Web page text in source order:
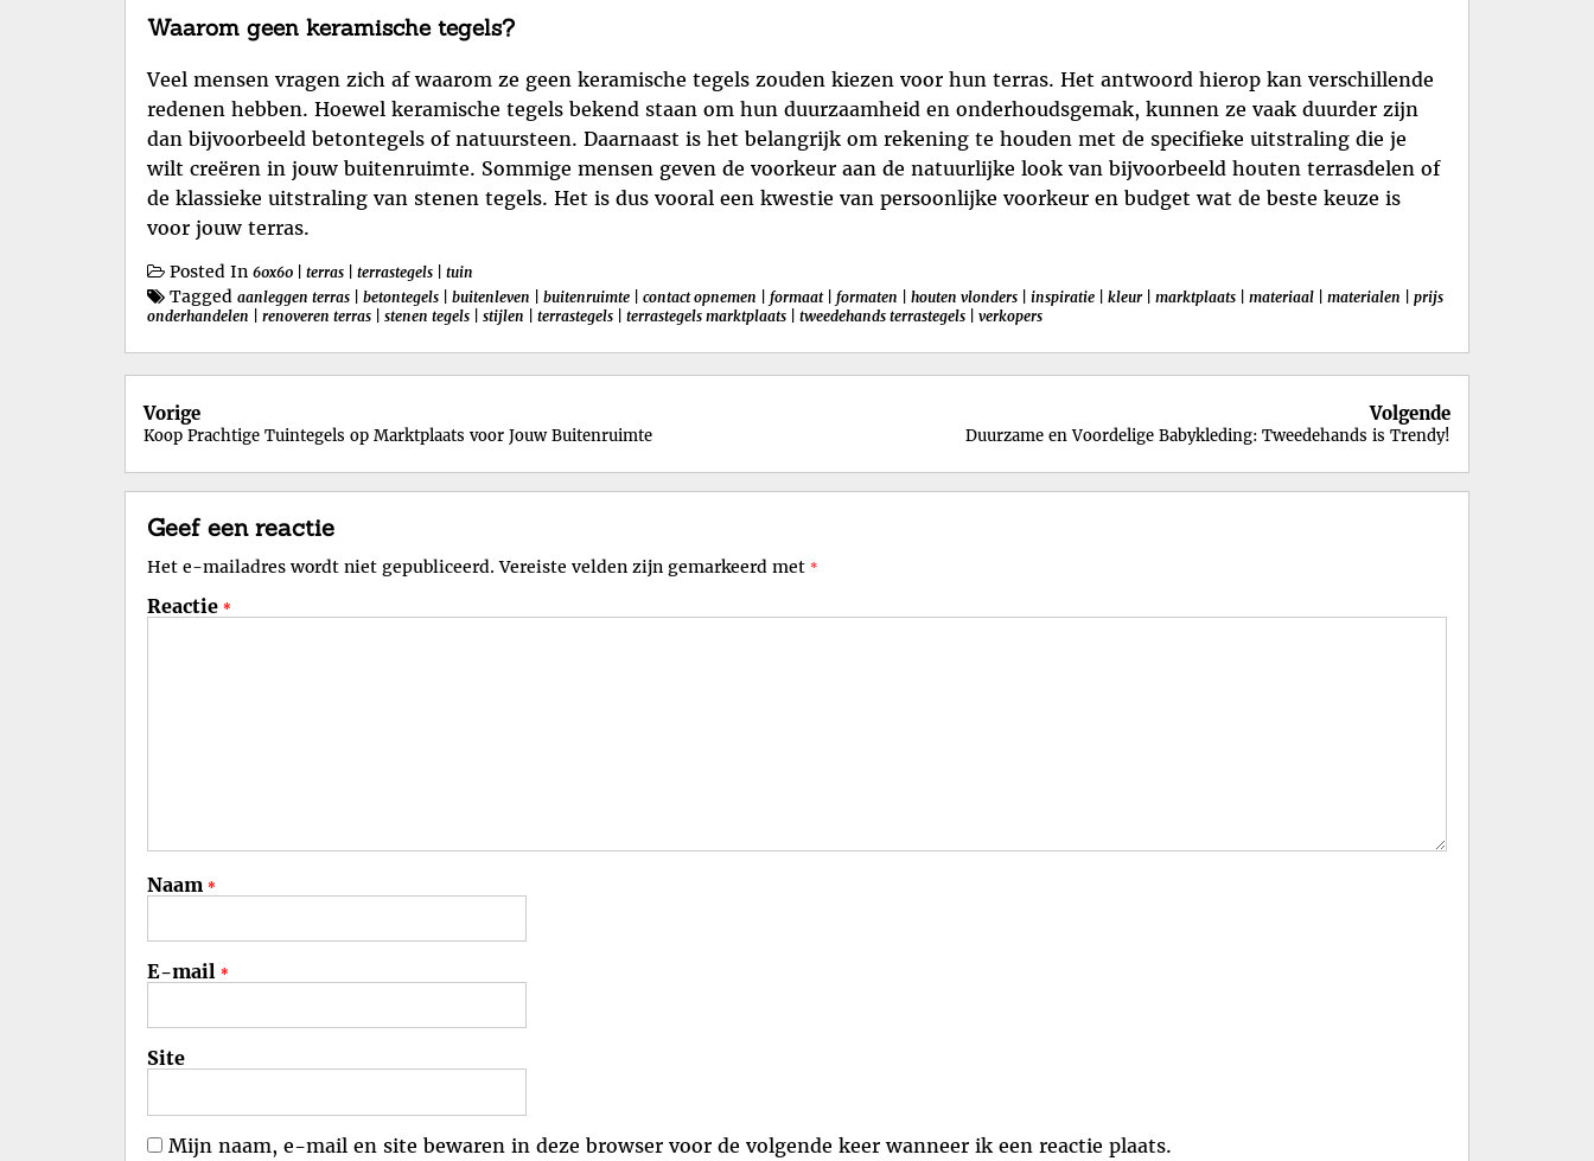
Waarom geen keramische tegels?
Veel mensen vragen zich af waarom ze geen keramische tegels zouden kiezen voor hun terras. Het antwoord hierop kan verschillende
redenen hebben. Hoewel keramische tegels bekend staan om hun duurzaamheid en onderhoudsgemak, kunnen ze vaak duurder zijn
dan bijvoorbeeld betontegels of natuursteen. Daarnaast is het belangrijk om rekening te houden met de specifieke uitstraling die je
wilt creëren in jouw buitenruimte. Sommige mensen geven de voorkeur aan de natuurlijke look van bijvoorbeeld houten terrasdelen of
de klassieke uitstraling van stenen tegels. Het is dus vooral een kwestie van persoonlijke voorkeur en budget wat de beste keuze is
voor jouw terras.
Posted In 60x60 terras terrastegels tuin
Tagged aanleggen terras betontegels buitenleven buitenruimte contact opnemen formaat| formaten houten vlonders inspiratie kleur marktplaats materiaal materialen
prijs
onderhandelen
renoveren terras stenen tegels stijlen terrastegels terrastegels marktplaats tweedehands terrastegels verkopers
Berichtnavigatie
Vorige
Koop Prachtige Tuintegels op Marktplaats voor Jouw Buitenruimte
Volgende
Duurzame en Voordelige Babykleding: Tweedehands is Trendy!
Geef een reactie
Het e-mailadres wordt niet gepubliceerd. Vereiste velden zijn gemarkeerd met *
Reactie *
Naam *
E-mail *
Site
Mijn naam, e-mail en site bewaren in deze browser voor de volgende keer wanneer ik een reactie plaats.